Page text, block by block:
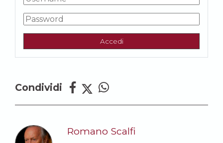
Accedi
Condividi
Romano Scalfi